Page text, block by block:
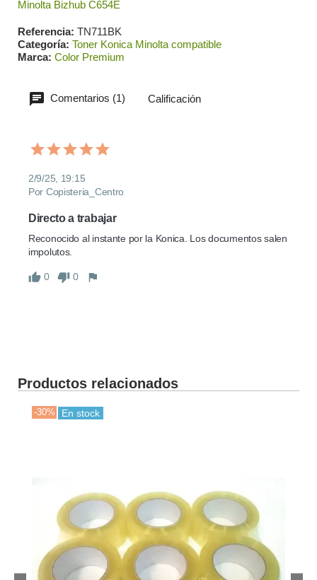
Minolta Bizhub C654E
Referencia TN711BK
Categoría Toner Konica Minolta compatible
Marca Color Premium
Comentarios (1) Calificación
2/9/25, 19:15
Por Copisteria_Centro
Directo a trabajar
Reconocido al instante por la Konica. Los documentos salen
impolutos.
0 0
Productos relacionados
-30% En stock